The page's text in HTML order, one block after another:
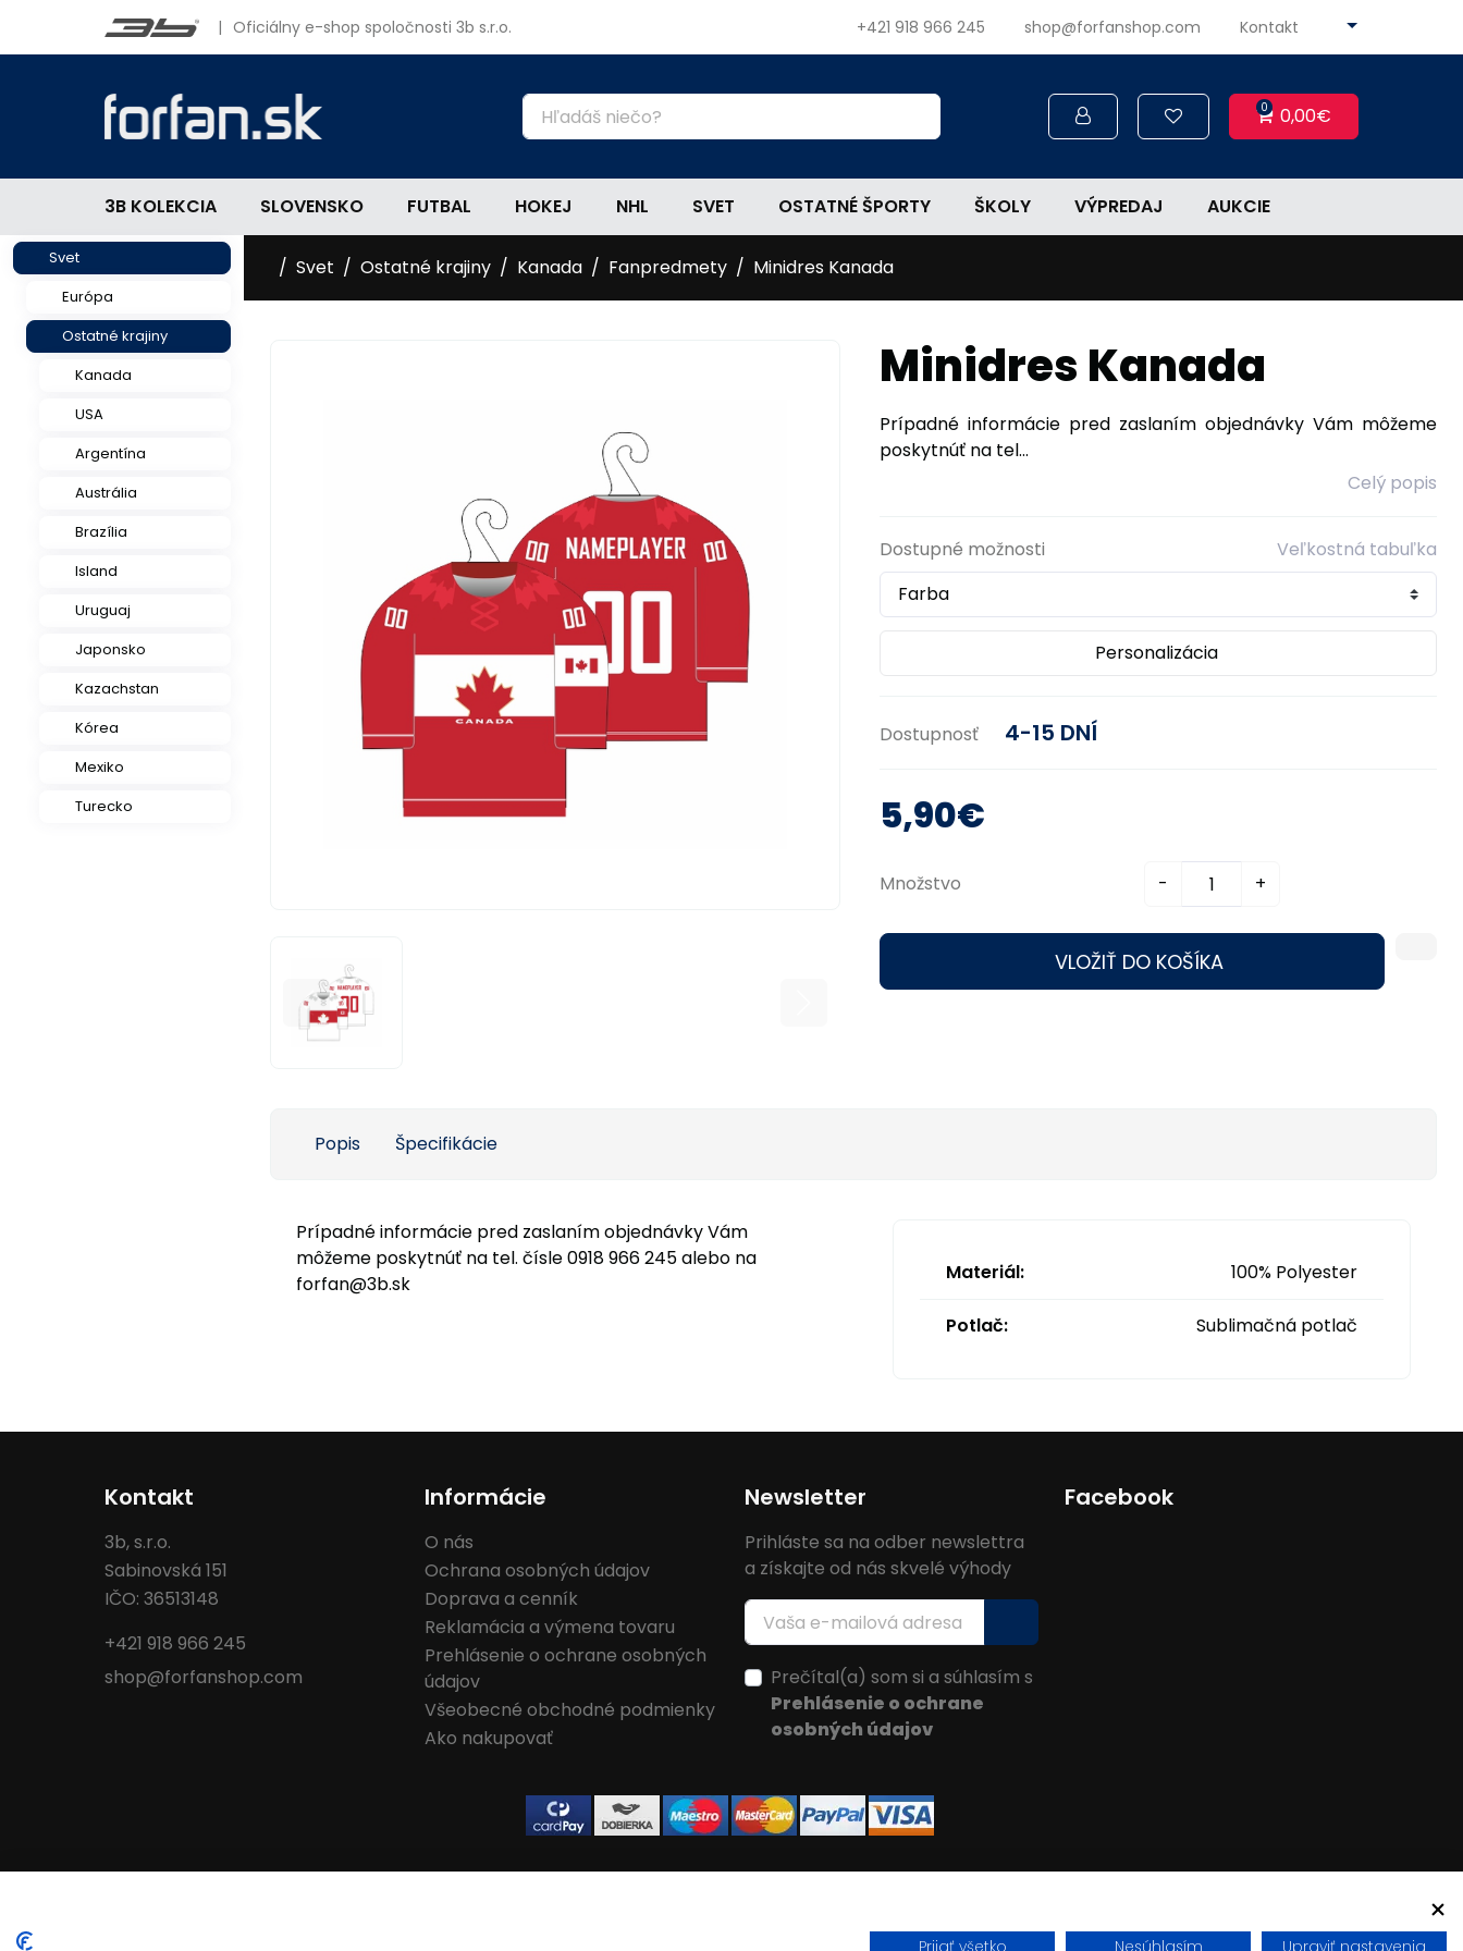
| Oficiálny e-shop spoločnosti 3b s.r.o. +421 918 966 245 shop@forfanshop.com Kontakt
0 0,00€
3B KOLEKCIA SLOVENSKO FUTBAL HOKEJ NHL SVET OSTATNÉ ŠPORTY ŠKOLY VÝPREDAJ AUKCIE
Svet
Európa
Ostatné krajiny
Kanada
USA
Argentína
Austrália
Brazília
Island
Uruguaj
Japonsko
Kazachstan
Kórea
Mexiko
Turecko
Svet Ostatné krajiny Kanada Fanpredmety Minidres Kanada
Minidres Kanada
Prípadné informácie pred zaslaním objednávky Vám môžeme
poskytnúť na tel...
Celý popis
Dostupné možnosti Veľkostná tabuľka
Personalizácia
Dostupnosť 4-15 DNÍ
5,90€
Množstvo - +
VLOŽIŤ DO KOŠÍKA
Popis Špecifikácie
Prípadné informácie pred zaslaním objednávky Vám
môžeme poskytnúť na tel. čísle 0918 966 245 alebo na
forfan@3b.sk
Materiál: 100% Polyester
Potlač: Sublimačná potlač
Kontakt
3b, s.r.o.
Sabinovská 151
IČO: 36513148
+421 918 966 245
shop@forfanshop.com
Informácie
O nás
Ochrana osobných údajov
Doprava a cenník
Reklamácia a výmena tovaru
Prehlásenie o ochrane osobných
údajov
Všeobecné obchodné podmienky
Ako nakupovať
Newsletter
Prihláste sa na odber newslettra
a získajte od nás skvelé výhody
Prečítal(a) som si a súhlasím s
Prehlásenie o ochrane
osobných údajov
Facebook